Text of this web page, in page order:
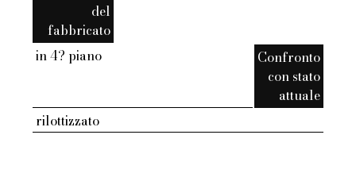
del
fabbricato
in 4? piano
Confronto
con stato
attuale
rilottizzato